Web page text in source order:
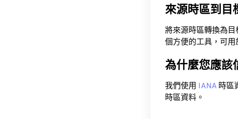
來源時區到目
將來源時區轉換為
個方便的工具，可用
為什麼您應該
我們使用 IANA 時區
時區資料。